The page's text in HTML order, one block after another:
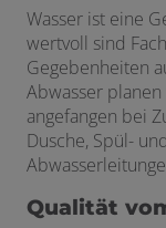
Wasser ist eine
wertvoll sind
Gegebenheiten
Abwasser
angefangen bei
Dusche, Spül-
Qualität